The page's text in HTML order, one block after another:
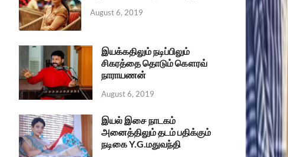
August 6, 2019
இயக்கதிலும் நடிப்பிலும்
சிகரத்தை தொடும் கௌரவ்
நாராயணன்
August 6, 2019
இயல் இசை நாடகம்
அனைத்திலும் தடம் பதிக்கும்
நடிகை Y.G.மதுவந்தி